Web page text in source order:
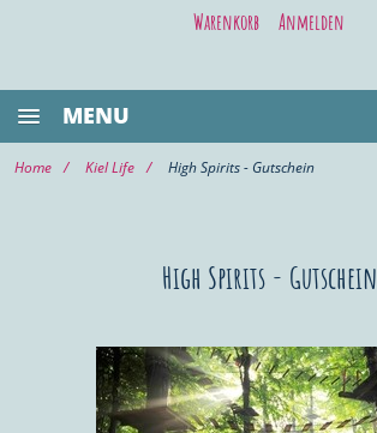
Warenkorb Anmelden
MENU
BESTSELLER
SHOPPING
VOR ORT KAUFEN
Home Kiel Life High Spirits - Gutschein
High Spirits - Gutschein